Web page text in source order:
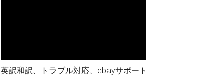
英訳和訳、トラブル対応、ebayサポート